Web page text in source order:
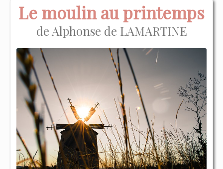
Le moulin au printemps
de Alphonse de LAMARTINE